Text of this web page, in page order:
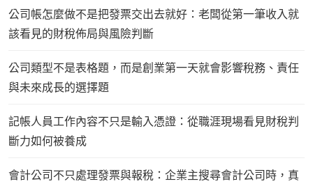
公司帳怎麼做不是把發票交出去就好：老闆從第一筆收入就
該看見的財稅佈局與風險判斷
公司類型不是表格題，而是創業第一天就會影響稅務、責任
與未來成長的選擇題
記帳人員工作內容不只是輸入憑證：從職涯現場看見財稅判
斷力如何被養成
會計公司不只處理發票與報稅：企業主搜尋會計公司時，真